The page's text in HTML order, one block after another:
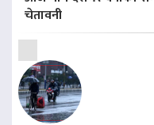
चेतावनी